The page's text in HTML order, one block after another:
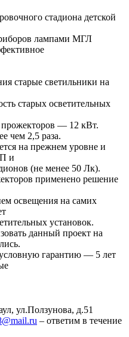
стадиона детской
лампами МГЛ
старые светильники на
старых осветительных
— 12 кВт.
чем 2,5 раза.
на прежнем уровне и
и
(не менее 50 Лк).
применено решение
освещения на самих
установок.
данный проект на
гарантию — 5 лет
ул.Ползунова, д.51
– ответим в течение